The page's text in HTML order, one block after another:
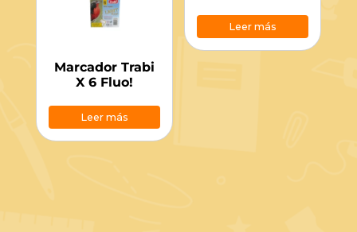
Marcador Trabi
X 6 Fluo!
Leer más
Leer más